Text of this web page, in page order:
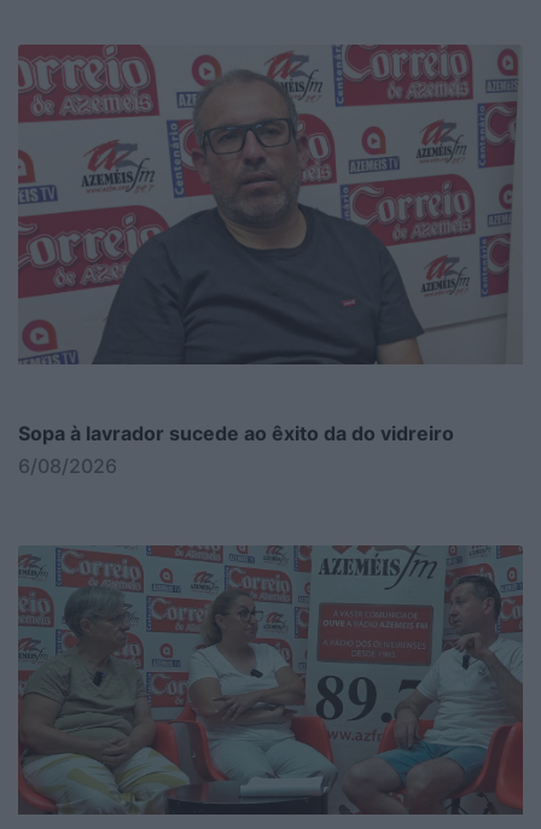
Sopa à lavrador sucede ao êxito da do vidreiro
6/08/2026